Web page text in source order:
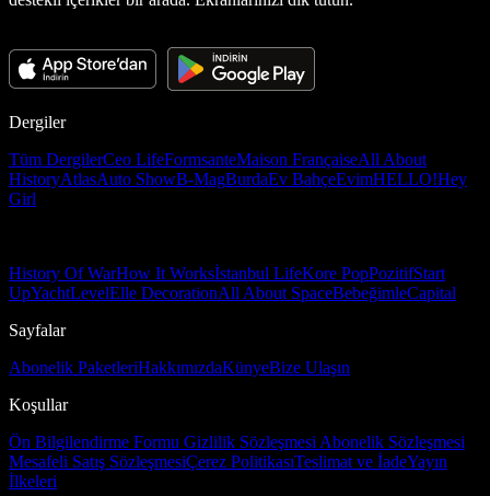
Dergiler
Tüm DergilerCeo LifeFormsanteMaison FrançaiseAll About
HistoryAtlasAuto ShowB-MagBurdaEv BahçeEvimHELLO!Hey
Girl
History Of WarHow It Worksİstanbul LifeKore PopPozitifStart
UpYachtLevelElle DecorationAll About SpaceBebeğimleCapital
Sayfalar
Abonelik PaketleriHakkımızdaKünyeBize Ulaşın
Koşullar
Ön Bilgilendirme Formu Gizlilik Sözleşmesi Abonelik Sözleşmesi
Mesafeli Satış SözleşmesiÇerez PolitikasıTeslimat ve İadeYayın
İlkeleri